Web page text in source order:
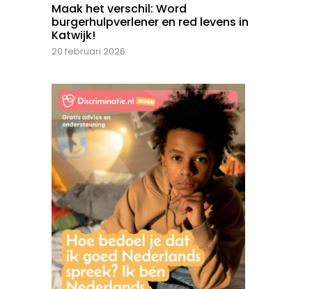
Maak het verschil: Word
burgerhulpverlener en red levens in
Katwijk!
20 februari 2026